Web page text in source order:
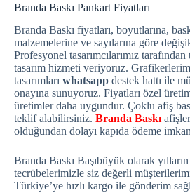
Branda Baskı Pankart Fiyatları
Branda Baskı fiyatları, boyutlarına,
malzemelerine ve sayılarına göre
Profesyonel tasarımcılarımız
tasarım hizmeti veriyoruz.
tasarımları whatsapp destek hattı ile
onayına sunuyoruz. Fiyatları özel
üretimler daha uygundur. Çoklu afiş
teklif alabilirsiniz. Branda Baskı
olduğundan dolayı kapıda ödeme
Branda Baskı Başıbüyük olarak
tecrübelerimizle siz değerli
Türkiye’ye hızlı kargo ile gönderim